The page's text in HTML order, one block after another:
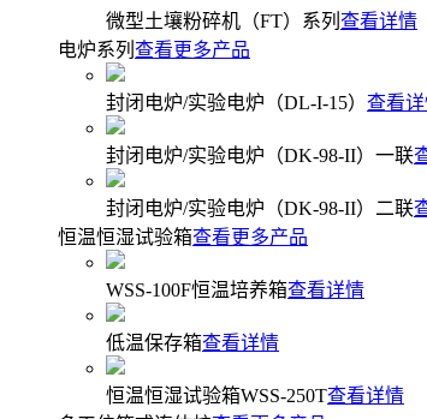
微型土壤粉碎机（FT）系列 查看详情
电炉系列 查看更多产品
封闭电炉/实验电炉（DL-I-15） 查看
封闭电炉/实验电炉（DK-98-II）一联
封闭电炉/实验电炉（DK-98-II）二联
恒温恒湿试验箱查看更多产品
WSS-100F恒温培养箱查看详情
低温保存箱查看详情
恒温恒湿试验箱WSS-250T查看详情